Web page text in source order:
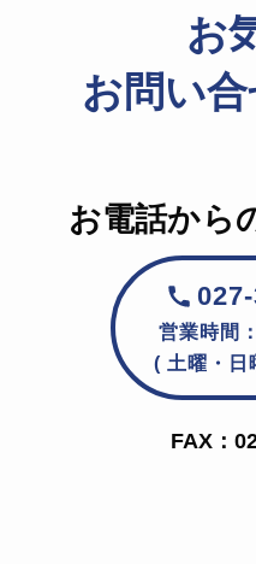
お
お問い
お電話から
営業時間
( 土曜・日
FAX：